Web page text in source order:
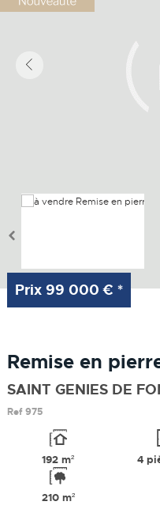
Prix99 000 € *
Remise en
SAINT GENIES DE
Ref 975
192 m² 4
210 m²